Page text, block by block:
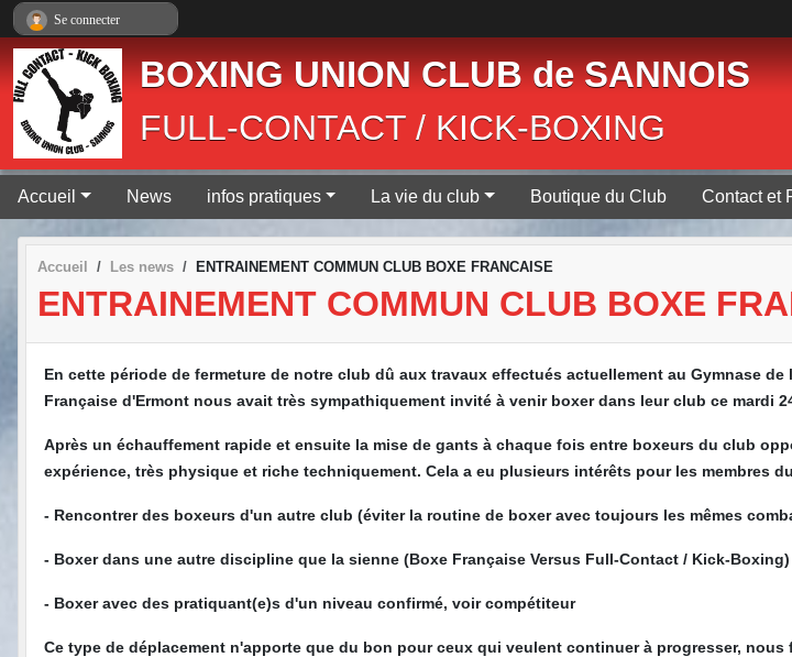
BOXING UNION CLUB de SANNOIS
FULL-CONTACT / KICK-BOXING
Accueil News infos pratiques La vie du club Boutique du Club Contact et
Accueil Les news ENTRAINEMENT COMMUN CLUB BOXE FRANCAISE
ENTRAINEMENT COMMUN CLUB BOXE
En cette période de fermeture de notre club dû aux travaux effectués actuellement au Gymnase
Française d'Ermont nous avait très sympathiquement invité à venir boxer dans leur club ce mardi
Après un échauffement rapide et ensuite la mise de gants à chaque fois entre boxeurs du club
expérience, très physique et riche techniquement. Cela a eu plusieurs intérêts pour les membres
- Rencontrer des boxeurs d'un autre club (éviter la routine de boxer avec toujours les mêmes
- Boxer dans une autre discipline que la sienne (Boxe Française Versus Full-Contact / Kick-Boxing)
- Boxer avec des pratiquant(e)s d'un niveau confirmé, voir compétiteur
Ce type de déplacement n'apporte que du bon pour ceux qui veulent continuer à progresser,
Se connecter
Panneau de gestion des cookies